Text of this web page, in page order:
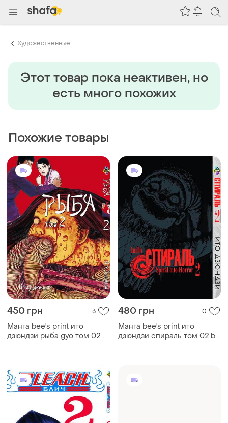
Художественные
Этот товар пока неактивен, но
есть много похожих
Похожие товары
450 грн 3
Манга bee's print ито
дзюндзи рыба gyo том 02
480 грн 0
Манга bee's print ито
дзюндзи спираль том 02 bp